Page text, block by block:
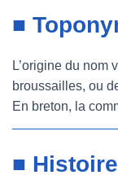
■
L’origine du nom
broussailles, ou
En breton, la
■